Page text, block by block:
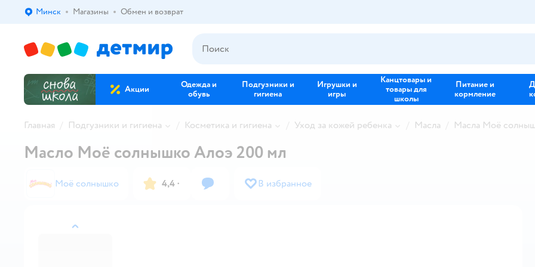
Выбор адреса доставки.
Минск Магазины Обмен и возврат
Акции
Одежда и
обувь
Подгузники и
гигиена
Игрушки и
игры
Канцтовары и
товары для
школы
Питание и
кормление
Главная Подгузники и гигиена Косметика и гигиена Уход за кожей ребенка Масла Масла Моё
назад
Масло Моё солнышко Алоэ 200 мл
Моё солнышко 4,4 · В избранное